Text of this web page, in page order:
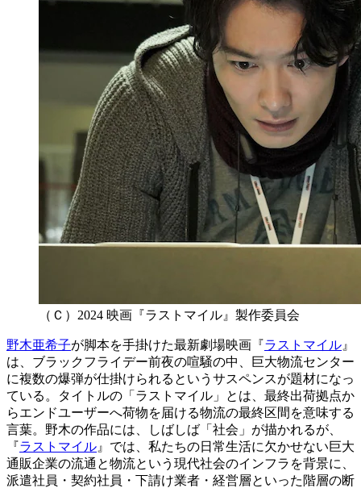
（Ｃ）2024 映画『ラストマイル』製作委員会
野木亜希子が脚本を手掛けた最新劇場映画『ラストマイル 』
は、ブラックフライデー前夜の喧騒の中、巨大物流センター
に複数の爆弾が仕掛けられるというサスペンスが題材になっ
ている。タイトルの「ラストマイル」とは、最終出荷拠点か
らエンドユーザーへ荷物を届ける物流の最終区間を意味する
言葉。野木の作品には、しばしば「社会」が描かれるが、
『ラストマイル 』では、私たちの日常生活に欠かせない巨大
通販企業の流通と物流という現代社会のインフラを背景に、
派遣社員・契約社員・下請け業者・経営層といった階層の断